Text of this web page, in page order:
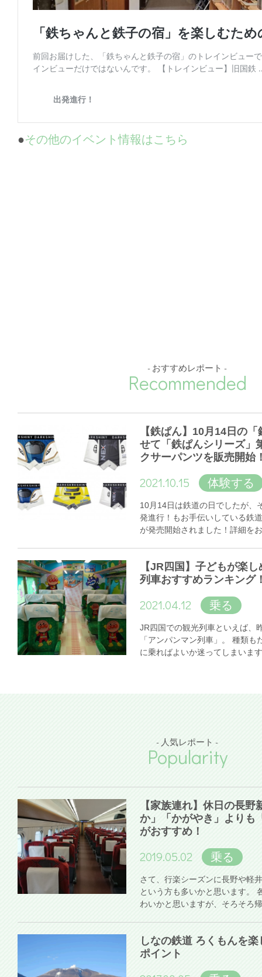
●その他のイベント情報はこちら
- おすすめレポート -
Recommended
【鉄ぱん】10月14日の
せて「鉄ぱんシリーズ」
クサーパンツを販売開始
2021.10.15 体験する
10月14日は鉄道の日でしたが、
発進行！もお手伝いしている鉄
が発売開始されました！詳細をお
【JR四国】子どもが楽
列車おすすめランキング
2021.04.12 乗る
JR四国での観光列車といえば、
「アンパンマン列車」。 種類も
に乗ればよいか迷ってしまいます
- 人気レポート -
Popularity
【家族連れ】休日の長野
か」「かがやき」よりも
がおすすめ！
2019.05.02 乗る
さて、行楽シーズンに長野や軽
という方も多いかと思います。
わいかと思いますが、そろそろ
しなの鉄道 ろくもんを
ポイント